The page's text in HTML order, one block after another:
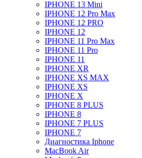
IPHONE 13 Mini
IPHONE 12 Pro Max
IPHONE 12 PRO
IPHONE 12
IPHONE 11 Pro Max
IPHONE 11 Pro
IPHONE 11
IPHONE XR
IPHONE XS MAX
IPHONE XS
IPHONE X
IPHONE 8 PLUS
IPHONE 8
IPHONE 7 PLUS
IPHONE 7
Диагностика Iphone
MacBook Air